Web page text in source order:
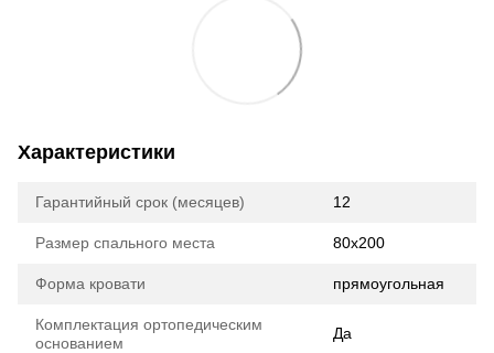
Характеристики
Гарантийный срок (месяцев) 12
Размер спального места 80х200
Форма кровати прямоугольная
Комплектация ортопедическим
основанием
Да